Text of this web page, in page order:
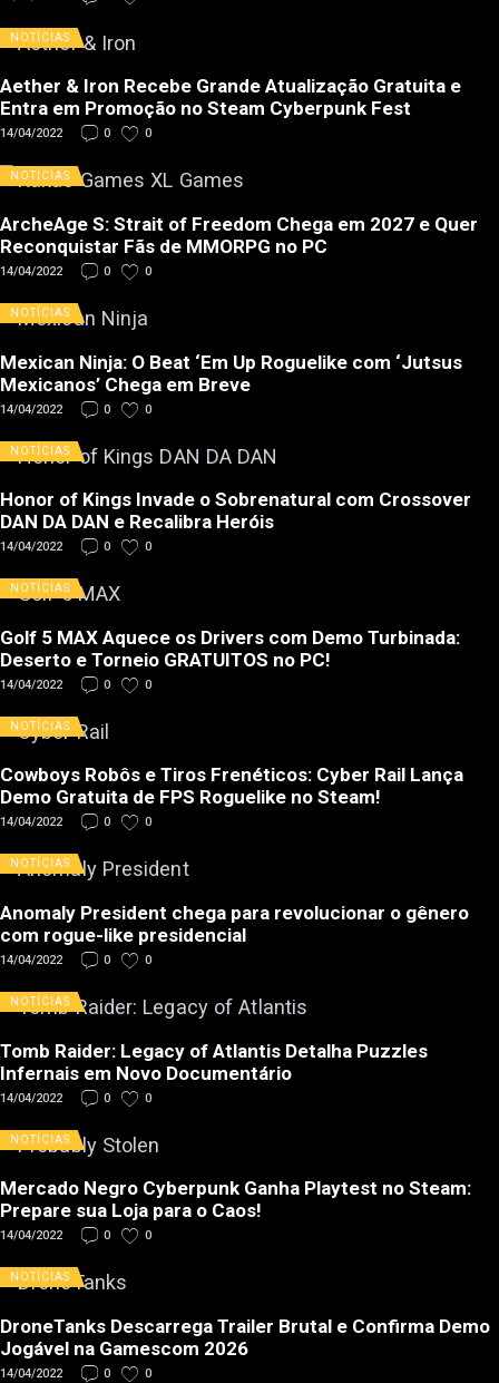
NOTÍCIAS
Aether & Iron Recebe Grande Atualização Gratuita e
Entra em Promoção no Steam Cyberpunk Fest
14/04/2022 0 0
NOTÍCIAS
ArcheAge S: Strait of Freedom Chega em 2027 e Quer
Reconquistar Fãs de MMORPG no PC
14/04/2022 0 0
NOTÍCIAS
Mexican Ninja: O Beat ‘Em Up Roguelike com ‘Jutsus
Mexicanos’ Chega em Breve
14/04/2022 0 0
NOTÍCIAS
Honor of Kings Invade o Sobrenatural com Crossover
DAN DA DAN e Recalibra Heróis
14/04/2022 0 0
NOTÍCIAS
Golf 5 MAX Aquece os Drivers com Demo Turbinada:
Deserto e Torneio GRATUITOS no PC!
14/04/2022 0 0
NOTÍCIAS
Cowboys Robôs e Tiros Frenéticos: Cyber Rail Lança
Demo Gratuita de FPS Roguelike no Steam!
14/04/2022 0 0
NOTÍCIAS
Anomaly President chega para revolucionar o gênero
com rogue-like presidencial
14/04/2022 0 0
NOTÍCIAS
Tomb Raider: Legacy of Atlantis Detalha Puzzles
Infernais em Novo Documentário
14/04/2022 0 0
NOTÍCIAS
Mercado Negro Cyberpunk Ganha Playtest no Steam:
Prepare sua Loja para o Caos!
14/04/2022 0 0
NOTÍCIAS
DroneTanks Descarrega Trailer Brutal e Confirma Demo
Jogável na Gamescom 2026
14/04/2022 0 0